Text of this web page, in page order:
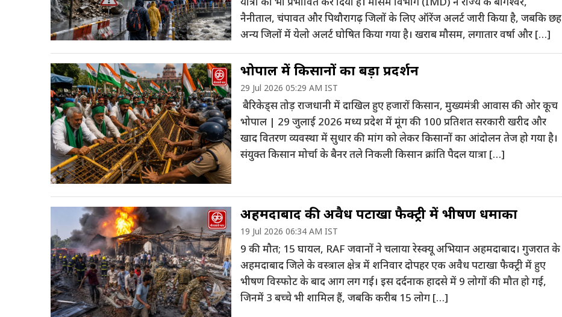
नैनीताल, चंपावत और पिथौरागढ़ जिलों के लिए ऑरेंज अलर्ट जारी किया है, जबकि छह
अन्य जिलों में येलो अलर्ट घोषित किया गया है। खराब मौसम, लगातार वर्षा और […]
भोपाल में किसानों का बड़ा प्रदर्शन
29 Jul 2026 05:29 AM IST
बैरिकेड्स तोड़ राजधानी में दाखिल हुए हजारों किसान, मुख्यमंत्री आवास की ओर कूच
भोपाल | 29 जुलाई 2026 मध्य प्रदेश में मूंग की 100 प्रतिशत सरकारी खरीद और
खाद वितरण व्यवस्था में सुधार की मांग को लेकर किसानों का आंदोलन तेज हो गया है।
संयुक्त किसान मोर्चा के बैनर तले निकली किसान क्रांति पैदल यात्रा […]
अहमदाबाद की अवैध पटाखा फैक्ट्री में भीषण धमाका
19 Jul 2026 06:34 AM IST
9 की मौत; 15 घायल, RAF जवानों ने चलाया रेस्क्यू अभियान अहमदाबाद। गुजरात के
अहमदाबाद जिले के वस्त्राल क्षेत्र में शनिवार दोपहर एक अवैध पटाखा फैक्ट्री में हुए
भीषण विस्फोट के बाद आग लग गई। इस दर्दनाक हादसे में 9 लोगों की मौत हो गई,
जिनमें 3 बच्चे भी शामिल हैं, जबकि करीब 15 लोग […]